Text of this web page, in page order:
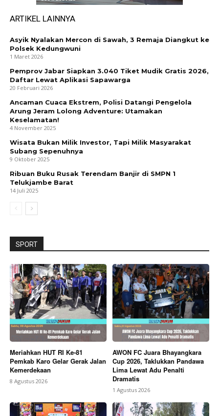
ARTIKEL LAINNYA
Asyik Nyalakan Mercon di Sawah, 3 Remaja Diangkut ke
Polsek Kedungwuni
1 Maret 2026
Pemprov Jabar Siapkan 3.040 Tiket Mudik Gratis 2026,
Daftar Lewat Aplikasi Sapawarga
20 Februari 2026
Ancaman Cuaca Ekstrem, Polisi Datangi Pengelola
Arung Jeram Lolong Adventure: Utamakan
Keselamatan!
4 November 2025
Wisata Bukan Milik Investor, Tapi Milik Masyarakat
Subang Sepenuhnya
9 Oktober 2025
Ribuan Buku Rusak Terendam Banjir di SMPN 1
Telukjambe Barat
14 Juli 2025
SPORT
Meriahkan HUT RI Ke-81
Pemkab Karo Gelar Gerak Jalan
Kemerdekaan
8 Agustus 2026
AWON FC Juara Bhayangkara
Cup 2026, Taklukkan Pandawa
Lima Lewat Adu Penalti
Dramatis
1 Agustus 2026